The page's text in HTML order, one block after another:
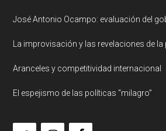
José Antonio Ocampo: evaluación del
La improvisación y las revelaciones de
Aranceles y competitividad internacional
El espejismo de las políticas “milagro”